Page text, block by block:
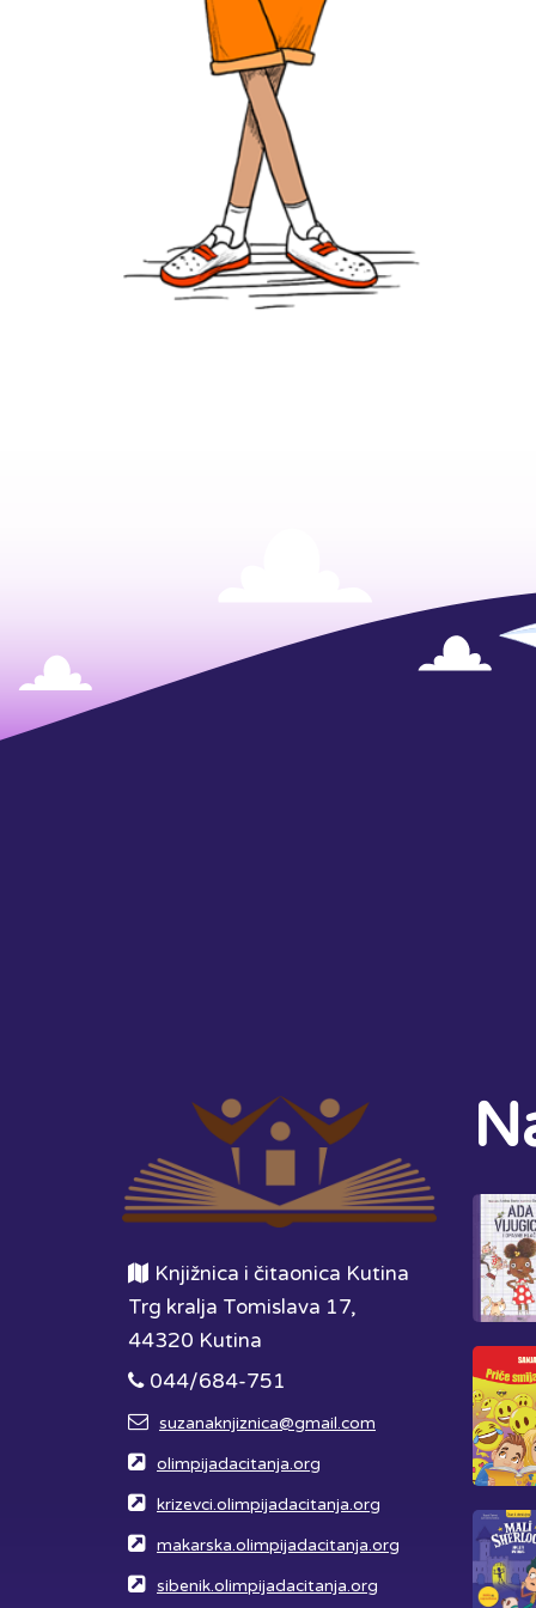
Knjižnica i čitaonica Kutina
Trg kralja Tomislava 17,
44320 Kutina
044/684-751
suzanaknjiznica@gmail.com
olimpijadacitanja.org
krizevci.olimpijadacitanja.org
makarska.olimpijadacitanja.org
sibenik.olimpijadacitanja.org